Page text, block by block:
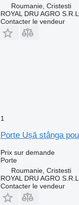
Roumanie, Cristesti
ROYAL DRU AGRO S.R.L.
Contacter le vendeur
1
Porte Ușă stânga
Prix sur demande
Porte
Roumanie, Cristesti
ROYAL DRU AGRO S.R.L.
Contacter le vendeur